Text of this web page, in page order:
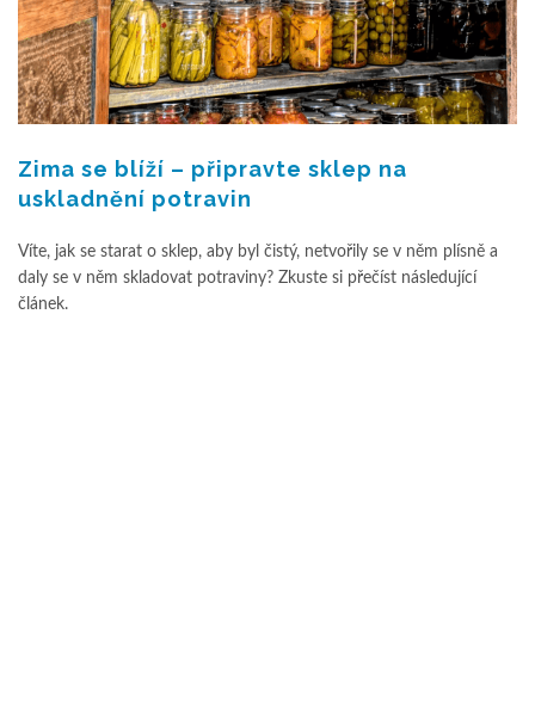
Zima se blíží – připravte sklep na
uskladnění potravin
Víte, jak se starat o sklep, aby byl čistý, netvořily se v něm plísně a
daly se v něm skladovat potraviny? Zkuste si přečíst následující
článek.